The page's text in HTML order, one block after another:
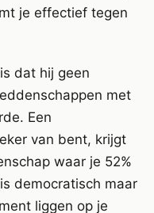
je effectief tegen
dat hij geen
met
Een
van bent, krijgt
waar je 52%
democratisch maar
liggen op je